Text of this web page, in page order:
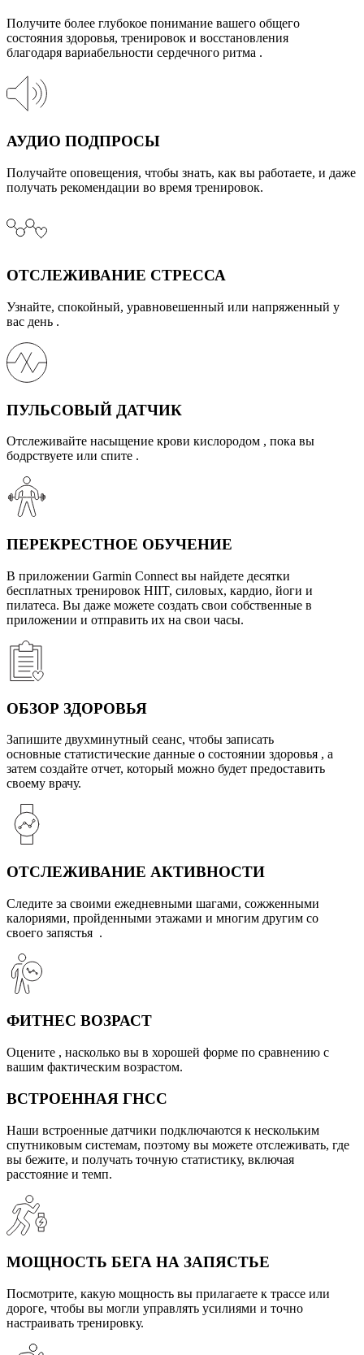
Получите более глубокое понимание вашего общего
состояния здоровья, тренировок и восстановления
благодаря вариабельности сердечного ритма .
АУДИО ПОДПРОСЫ
Получайте оповещения, чтобы знать, как вы работаете, и даже
получать рекомендации во время тренировок.
ОТСЛЕЖИВАНИЕ СТРЕССА
Узнайте, спокойный, уравновешенный или напряженный у
вас день .
ПУЛЬСОВЫЙ ДАТЧИК
Отслеживайте насыщение крови кислородом , пока вы
бодрствуете или спите .
ПЕРЕКРЕСТНОЕ ОБУЧЕНИЕ
В приложении Garmin Connect вы найдете десятки
бесплатных тренировок HIIT, силовых, кардио, йоги и
пилатеса. Вы даже можете создать свои собственные в
приложении и отправить их на свои часы.
ОБЗОР ЗДОРОВЬЯ
Запишите двухминутный сеанс, чтобы записать
основные статистические данные о состоянии здоровья , а
затем создайте отчет, который можно будет предоставить
своему врачу.
ОТСЛЕЖИВАНИЕ АКТИВНОСТИ
Следите за своими ежедневными шагами, сожженными
калориями, пройденными этажами и многим другим со
своего запястья .
ФИТНЕС ВОЗРАСТ
Оцените , насколько вы в хорошей форме по сравнению с
вашим фактическим возрастом.
ВСТРОЕННАЯ ГНСС
Наши встроенные датчики подключаются к нескольким
спутниковым системам, поэтому вы можете отслеживать, где
вы бежите, и получать точную статистику, включая
расстояние и темп.
МОЩНОСТЬ БЕГА НА ЗАПЯСТЬЕ
Посмотрите, какую мощность вы прилагаете к трассе или
дороге, чтобы вы могли управлять усилиями и точно
настраивать тренировку.